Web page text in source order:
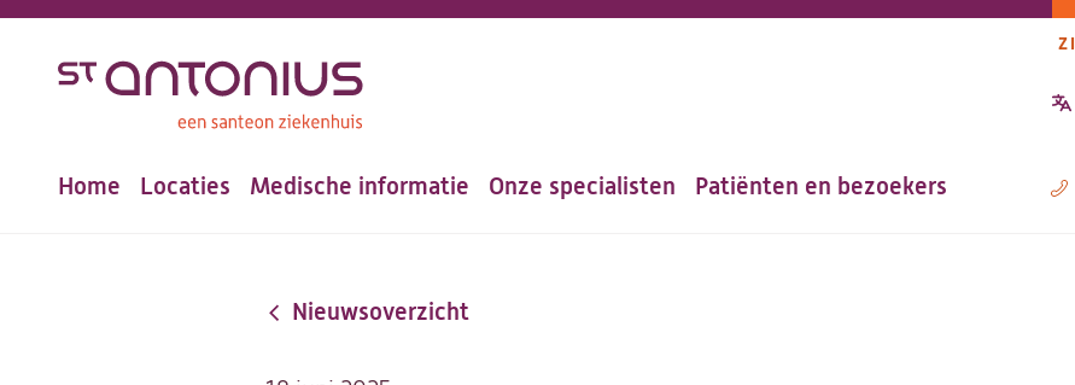
inhoud
Hoofdnavigatie
Home Locaties Medische informatie Onze specialisten Patiënten en bezoekers
Nieuwsoverzicht